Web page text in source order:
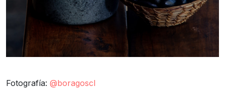
Fotografía: @boragoscl